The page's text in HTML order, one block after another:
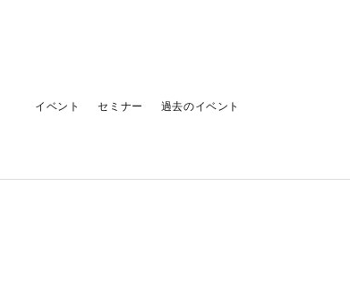
イベント セミナー 過去のイベント